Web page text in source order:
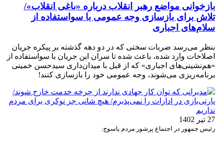
بازخوانی مواضع رهبر انقلاب درباره «باغی انقلاب»/
تلاش برای بازسازی وجه عمومی با سواستفاده از
سلام‌های اجباری
بنظر می‌رسد ضربات سختی که در دو دهه گذشته بر پیکره جریان
اصلاحات وارد شده، باعث شده تا سران این جریان با سواستفاده از
«هم‌نشینی‌های اجباری» که از قبل با میدان‌داری سیدحسن خمینی
برنامه‌ریزی می‌شوند، وجه عمومی خود را بازسازی کنند!
27 تیر 1402
رئیس جمهور در اجتماع پرشور مردم یاسوج: